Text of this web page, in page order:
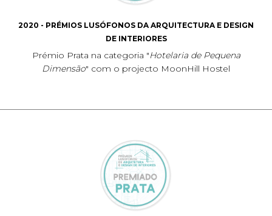
2020 - PRÉMIOS LUSÓFONOS DA ARQUITECTURA E DESIGN
DE INTERIORES
Prémio Prata na categoria "Hotelaria de Pequena
Dimensão" com o projecto MoonHill Hostel